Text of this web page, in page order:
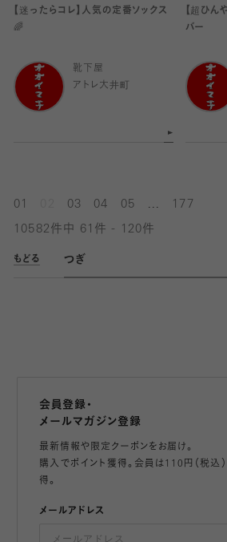
【迷ったらコレ】人気の定番ソックス
🌈
靴下屋
アトレ大井町
【超ひん
バー
01 03 04 05 177
10582件中 61件 - 120件
もどる つぎ
会員登録・
メールマガジン登録
最新情報や限定クーポンをお届け。
購入でポイント獲得。会員は110円（税込
得。
メールアドレス